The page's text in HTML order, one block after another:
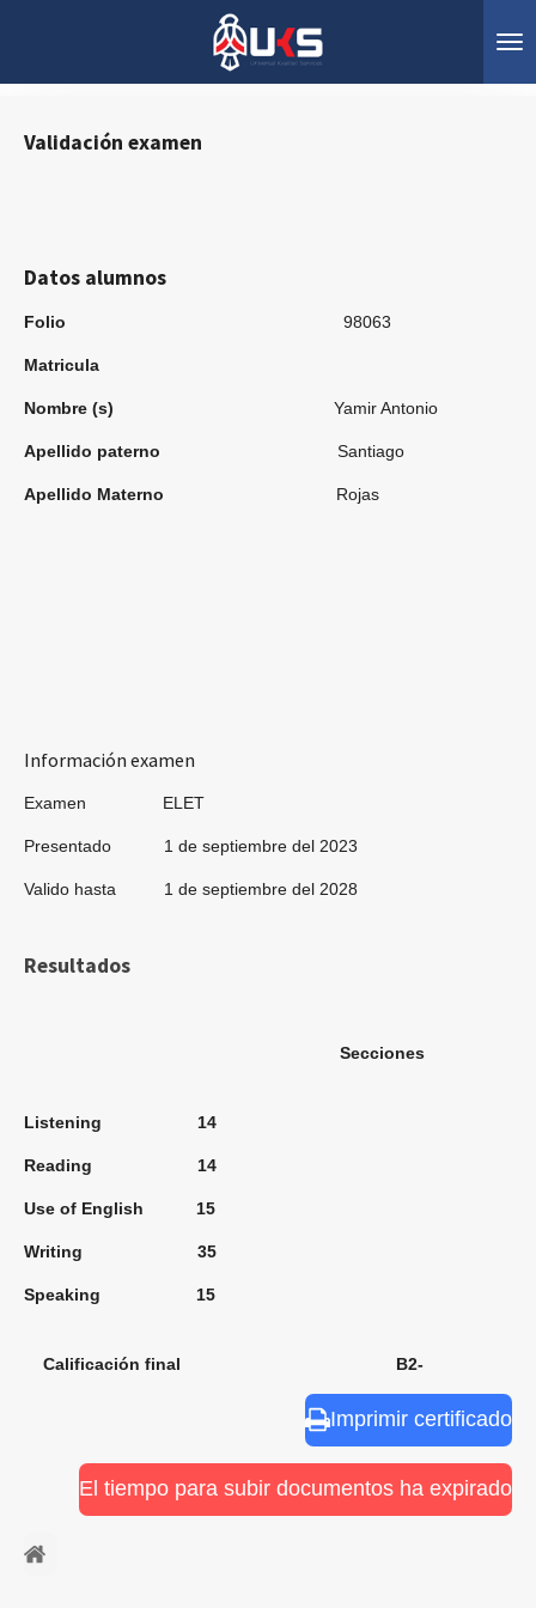
Validación examen
Datos alumnos
Folio 98063
Matricula
Nombre (s) Yamir Antonio
Apellido paterno Santiago
Apellido Materno Rojas
Información examen
Examen ELET
Presentado 1 de septiembre del 2023
Valido hasta 1 de septiembre del 2028
Resultados
Secciones
Listening 14
Reading 14
Use of English 15
Writing 35
Speaking 15
Calificación final B2-
Imprimir certificado
El tiempo para subir documentos ha expirado
⠀ㅤ